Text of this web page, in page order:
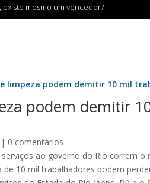
existe mesmo um vencedor?
limpeza podem demitir 10 mil
podem demitir
| 0 comentários
ao governo do Rio correm o
10 mil trabalhadores podem